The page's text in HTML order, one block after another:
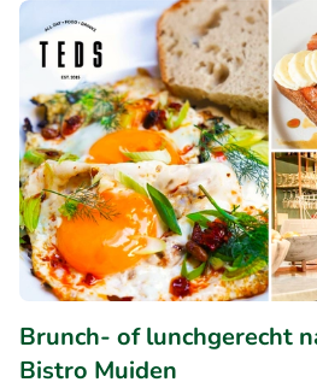
Brunch- of lunchgerecht
Bistro Muiden